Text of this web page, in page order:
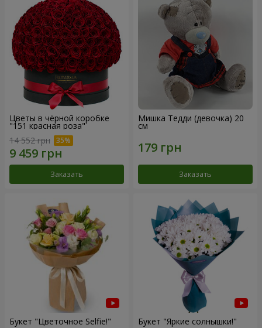
Цветы в чёрной коробке
"151 красная роза"
14 552 грн
Заказать
Мишка Тедди (девочка) 20
см
Заказать
Букет "Цветочное Selfie!" Букет "Яркие солнышки!"